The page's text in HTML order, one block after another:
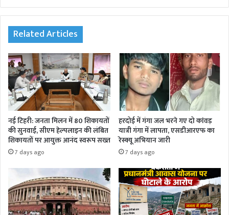
te
Related Articles
नई टिहरी: जनता मिलन में 80 शिकायतों
की सुनवाई, सीएम हेल्पलाइन की लंबित
शिकायतों पर आयुक्त आनंद स्वरूप सख्त
7 days ago
हरदोई में गंगा जल भरने गए दो कांवड़
यात्री गंगा में लापता, एसडीआरएफ का
रेस्क्यू अभियान जारी
7 days ago